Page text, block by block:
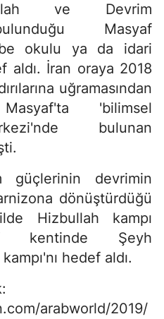
ve Devrim
Masyaf
okulu ya da idari
aldı. İran oraya 2018
uğramasından
'bilimsel
bulunan
güçlerinin devrimin
dönüştürdüğü
Hizbullah kampı
kentinde Şeyh
hedef aldı.
arabworld/2019/